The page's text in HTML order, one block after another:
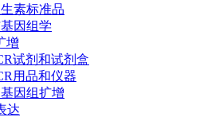
素标准品
因组学
增
试剂和试剂盒
用品和仪器
因组扩增
达